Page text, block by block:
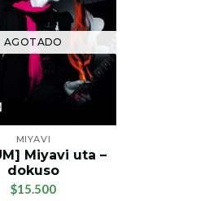
AGOTADO
MIYAVI
Miyavi uta –
dokuso
$15.500